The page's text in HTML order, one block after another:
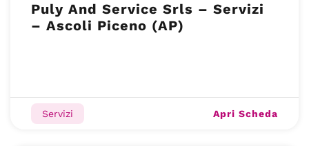
Puly And Service Srls – Servizi
– Ascoli Piceno (AP)
Servizi Apri Scheda